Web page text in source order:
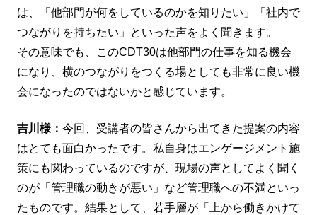
は、「他部門が何をしているのかを知りたい」「社内で
つながりを持ちたい」といった声をよく聞きます。
その意味でも、このCDT30は他部門の仕事を知る機会
になり、横のつながりをつくる場としても非常に良い機
会になったのではないかと感じています。
吉川様： 今回、受講者の皆さんから出てきた提案の内容
はとても面白かったです。私自身はエンゲージメント施
策にも関わっているのですが、現場の声としてよく聞く
のが「管理職の動きが悪い」など管理職への不満といっ
たものです。結果として、若手層が「上から働きかけて